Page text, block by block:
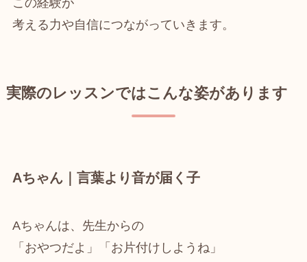
この経験が
考える力や自信につながっていきます。
実際のレッスンではこんな姿があります
Aちゃん｜言葉より音が届く子
Aちゃんは、先生からの
「おやつだよ」「お片付けしようね」